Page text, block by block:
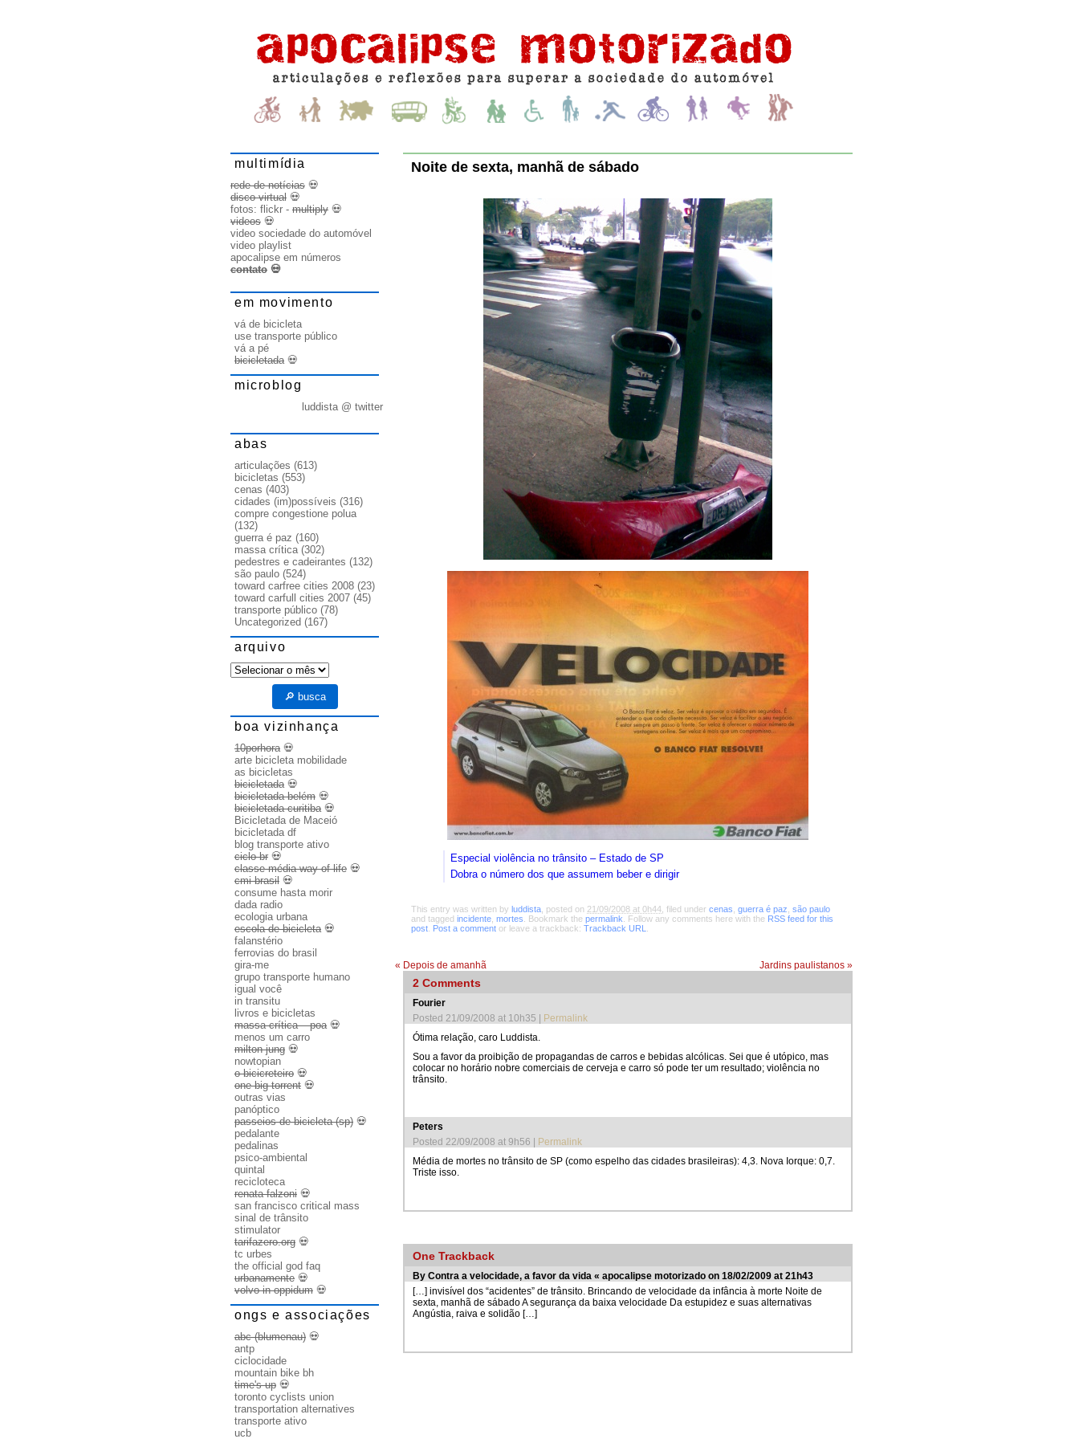
Noite de sexta, manhã de sábado
Especial violência no trânsito – Estado de SP
Dobra o número dos que assumem beber e dirigir
This entry was written by luddista , posted on 21/09/2008 at 0h44 , filed under cenas guerra é paz são paulo
and tagged incidente mortes . Bookmark the permalink . Follow any comments here with the RSS feed for this
post Post a comment or leave a trackback: Trackback URL
« Depois de amanhã Jardins paulistanos »
2 Comments
Fourier
Posted 21/09/2008 at 10h35 | Permalink
Ótima relação, caro Luddista.
Sou a favor da proibição de propagandas de carros e bebidas alcólicas. Sei que é utópico, mas
colocar no horário nobre comerciais de cerveja e carro só pode ter um resultado; violência no
trânsito.
Peters
Posted 22/09/2008 at 9h56 | Permalink
Média de mortes no trânsito de SP (como espelho das cidades brasileiras): 4,3. Nova Iorque: 0,7.
Triste isso.
One Trackback
By Contra a velocidade, a favor da vida « apocalipse motorizado on 18/02/2009 at 21h43
[…] invisível dos “acidentes” de trânsito. Brincando de velocidade da infância à morte Noite de
sexta, manhã de sábado A segurança da baixa velocidade Da estupidez e suas alternativas
Angústia, raiva e solidão […]
multimídia
rede de notícias 💀
disco virtual 💀
fotos: flickr - multiply 💀
videos 💀
video sociedade do automóvel
video playlist
apocalipse em números
contato 💀
em movimento
vá de bicicleta
use transporte público
vá a pé
bicicletada💀
microblog
luddista @ twitter
abas
articulações (613)
bicicletas (553)
cenas (403)
cidades (im)possíveis (316)
compre congestione polua
(132)
guerra é paz (160)
massa crítica(302)
pedestres e cadeirantes (132)
são paulo (524)
toward carfree cities 2008 (23)
toward carfull cities 2007 (45)
transporte público (78)
Uncategorized (167)
arquivo
arquivo
🔎 busca
boa vizinhança
10porhora💀
arte bicicleta mobilidade
as bicicletas
bicicletada💀
bicicletada belém 💀
bicicletada curitiba💀
Bicicletada de Maceió
bicicletada df
blog transporte ativo
ciclo br 💀
classe média way of life 💀
cmi brasil 💀
consume hasta morir
dada radio
ecologia urbana
escola de bicicleta💀
falanstério
ferrovias do brasil
gira-me
grupo transporte humano
igual você
in transitu
livros e bicicletas
massa crítica – poa💀
menos um carro
milton jung 💀
nowtopian
o bicicreteiro 💀
one big torrent 💀
outras vias
panóptico
passeios de bicicleta (sp) 💀
pedalante
pedalinas
psico-ambiental
quintal
recicloteca
renata falzoni 💀
san francisco critical mass
sinal de trânsito
stimulator
tarifazero.org 💀
tc urbes
the official god faq
urbanamente 💀
volvo in oppidum 💀
ongs e associações
abc (blumenau) 💀
antp
ciclocidade
mountain bike bh
time's up 💀
toronto cyclists union
transportation alternatives
transporte ativo
ucb